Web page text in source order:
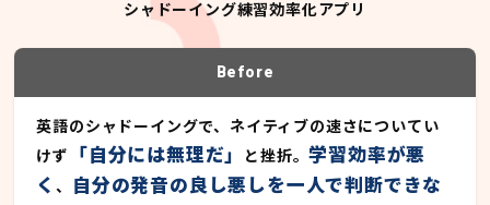
シャドーイング練習効率化アプリ
Before
英語のシャドーイングで、ネイティブの速さについてい
けず
「自分には無理だ」 と挫折。学習効率が悪
く、
自分の発音の良し悪しを一人で判断できな